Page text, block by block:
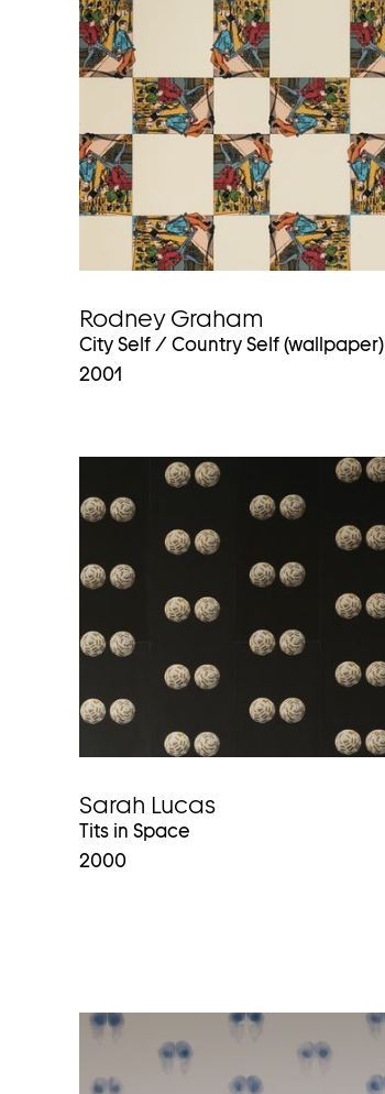
Rodney Graham
City Self / Country Self (wallpaper)
2001
Sarah Lucas
Tits in Space
2000